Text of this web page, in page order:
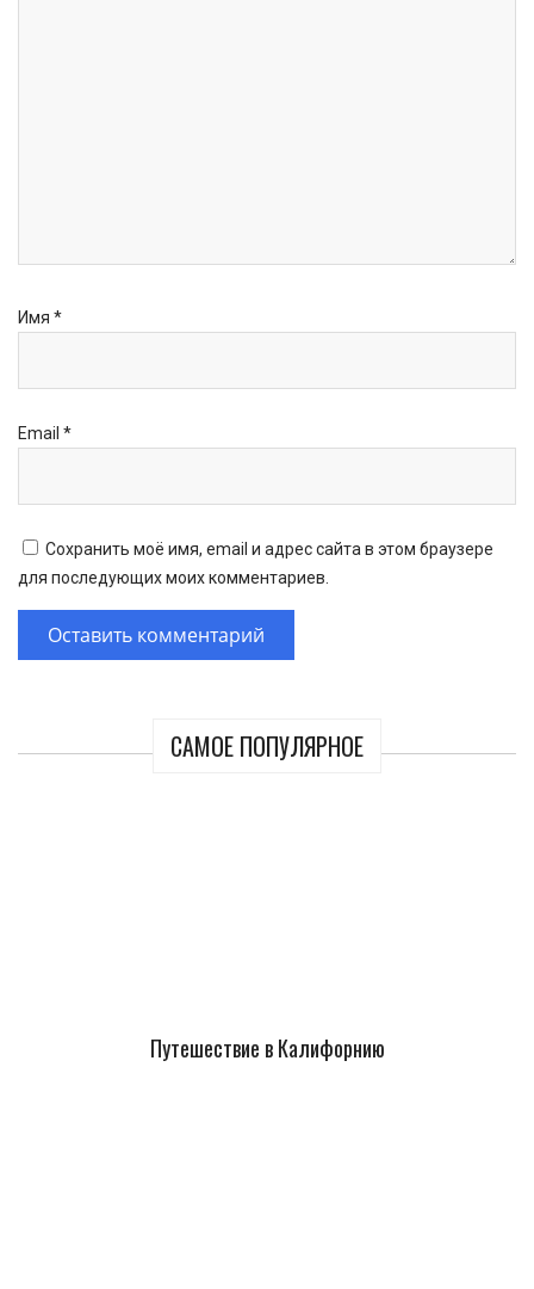
САМОЕ ПОПУЛЯРНОЕ
Путешествие в Калифорнию
Имя *
Email *
Сохранить моё имя, email и адрес сайта в этом браузере
для последующих моих комментариев.